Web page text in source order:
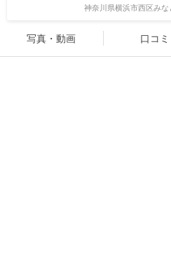
神奈川県横浜市西区みな
写真・動画 口コミ